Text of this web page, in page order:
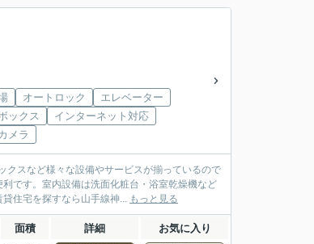
オートロック
エレベーター
ックス
インターネット対応
メラ
クスなど様々な設備やサービスが揃っているので
です。室内設備は洗面化粧台・浴室乾燥機など
住宅を探すなら山手線神... もっと見る
面積 詳細 お気に入り